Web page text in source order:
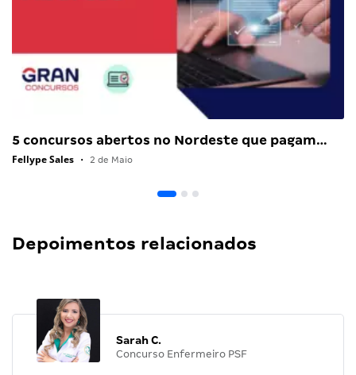
5 concursos abertos no Nordeste que pagam…
Fellype Sales • 2 de Maio
Depoimentos relacionados
Sarah C.
Concurso Enfermeiro PSF